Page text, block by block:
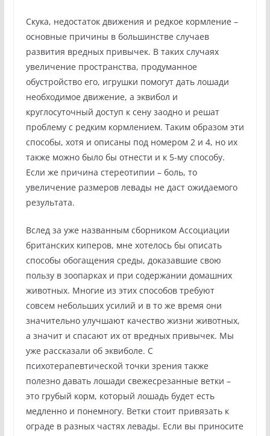
Скука, недостаток движения и редкое кормление –
основные причины в большинстве случаев
развития вредных привычек. В таких случаях
увеличение пространства, продуманное
обустройство его, игрушки помогут дать лошади
необходимое движение, а эквибол и
круглосуточный доступ к сену заодно и решат
проблему с редким кормлением. Таким образом эти
способы, хотя и описаны под номером 2 и 4, но их
также можно было бы отнести и к 5-му способу.
Если же причина стереотипии – боль, то
увеличение размеров левады не даст ожидаемого
результата.
Вслед за уже названным сборником Ассоциации
британских киперов, мне хотелось бы описать
способы обогащения среды, доказавшие свою
пользу в зоопарках и при содержании домашних
животных. Многие из этих способов требуют
совсем небольших усилий и в то же время они
значительно улучшают качество жизни животных,
а значит и спасают их от вредных привычек. Мы
уже рассказали об эквиболе. С
психотерапевтической точки зрения также
полезно давать лошади свежесрезанные ветки –
это грубый корм, который лошадь будет есть
медленно и понемногу. Ветки стоит привязать к
ограде в разных частях левады. Если вы приносите